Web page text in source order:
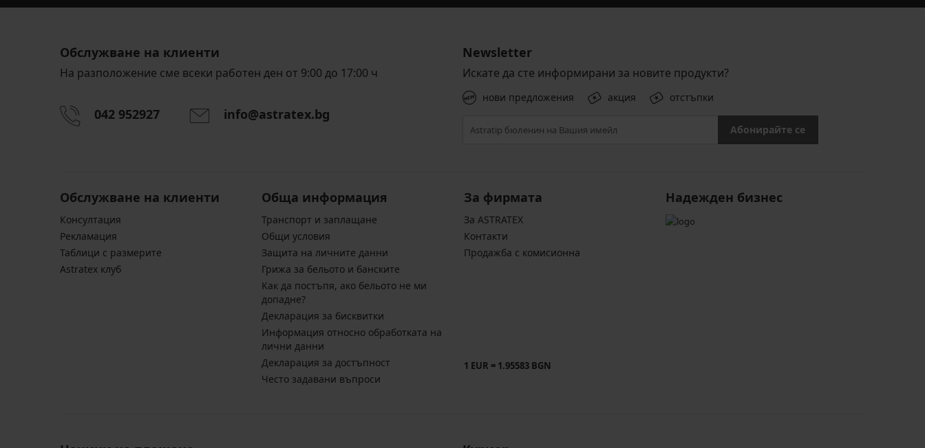
Обслужване на клиенти
На разположение сме всеки работен ден от 9:00 до 17:00 ч
042 952927 info@astratex.bg
Newsletter
Искате да сте информирани за новите продукти?
нови предложения акция отстъпки
Абонирайте се
Обслужване на клиенти
Консултация
Pекламация
Таблици с размерите
Astratex клуб
Обща информация
Транспорт и заплащане
Общи условия
Защита на личните данни
Грижа за бельото и банските
Kак да постъпя, ако бельото не ми
допадне?
Декларация за бисквитки
Информация относно обработката на
лични данни
Декларация за достъпност
Често задавани въпроси
За фирмата
За ASTRATEX
Контакти
Продажба с комисионна
1 EUR = 1.95583 BGN
Надежден бизнес